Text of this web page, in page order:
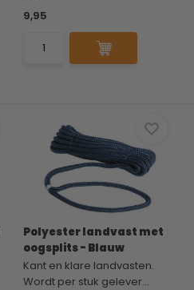
9,95
Polyester landvast met
oogsplits - Blauw
Kant en klare landvasten.
Wordt per stuk gelever...